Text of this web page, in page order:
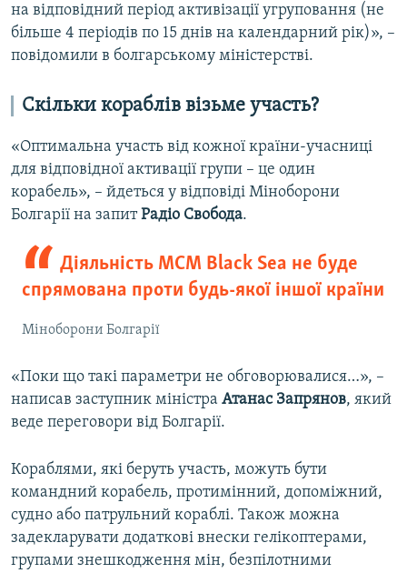
на відповідний період активізації угруповання (не
більше 4 періодів по 15 днів на календарний рік)», –
повідомили в болгарському міністерстві.
Скільки кораблів візьме участь?
«Оптимальна участь від кожної країни-учасниці
для відповідної активації групи – це один
корабель», – йдеться у відповіді Міноборони
Болгарії на запитРадіо Свобода.
Діяльність MCM Black Sea не буде
спрямована проти будь-якої іншої країни
Міноборони Болгарії
«Поки що такі параметри не обговорювалися…», –
написав заступник міністра Атанас Запрянов, який
веде переговори від Болгарії.
Кораблями, які беруть участь, можуть бути
командний корабель, протимінний, допоміжний,
судно або патрульний кораблі. Також можна
задекларувати додаткові внески гелікоптерами,
групами знешкодження мін, безпілотними